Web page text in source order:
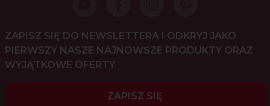
ZAPISZ SIĘ DO NEWSLETTERA I ODKRYJ JAKO
PIERWSZY NASZE NAJNOWSZE PRODUKTY ORAZ
WYJĄTKOWE OFERTY
ZAPISZ SIĘ